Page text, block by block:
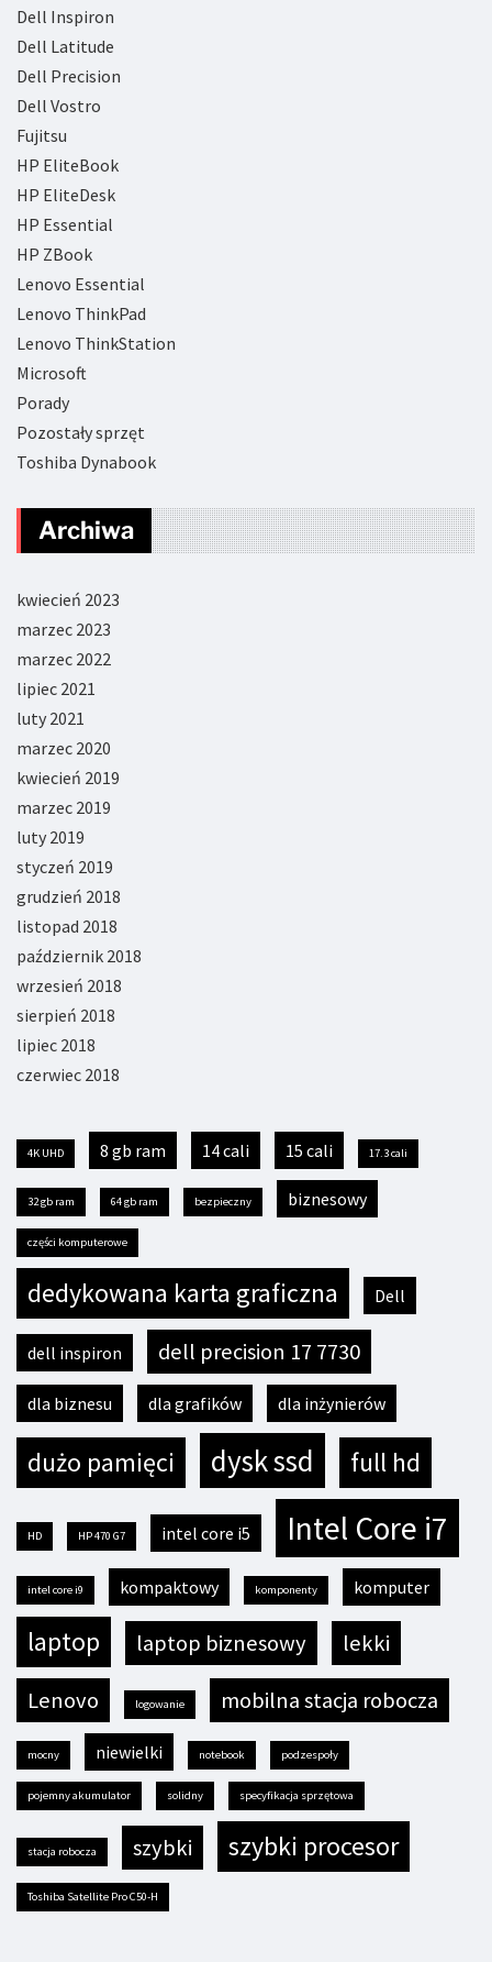
Dell Inspiron
Dell Latitude
Dell Precision
Dell Vostro
Fujitsu
HP EliteBook
HP EliteDesk
HP Essential
HP ZBook
Lenovo Essential
Lenovo ThinkPad
Lenovo ThinkStation
Microsoft
Porady
Pozostały sprzęt
Toshiba Dynabook
Archiwa
kwiecień 2023
marzec 2023
marzec 2022
lipiec 2021
luty 2021
marzec 2020
kwiecień 2019
marzec 2019
luty 2019
styczeń 2019
grudzień 2018
listopad 2018
październik 2018
wrzesień 2018
sierpień 2018
lipiec 2018
czerwiec 2018
4K UHD 8 gb ram 14 cali 15 cali 17.3 cali
32 gb ram 64 gb ram bezpieczny biznesowy
części komputerowe
dedykowana karta graficzna Dell
dell inspiron dell precision 17 7730
dla biznesu dla grafików dla inżynierów
dużo pamięci dysk ssd full hd
HD HP 470 G7 intel core i5 Intel Core i7
intel core i9 kompaktowy komponenty komputer
laptop laptop biznesowy
lekki
Lenovo
logowanie mobilna stacja robocza
mocny niewielki notebook podzespoły
pojemny akumulator solidny specyfikacja sprzętowa
stacja robocza szybki szybki procesor
Toshiba Satellite Pro C50-H